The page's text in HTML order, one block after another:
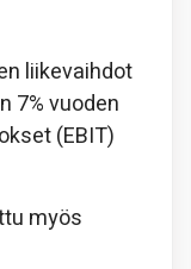
liikevaihdot
7% vuoden
(EBIT)
myös